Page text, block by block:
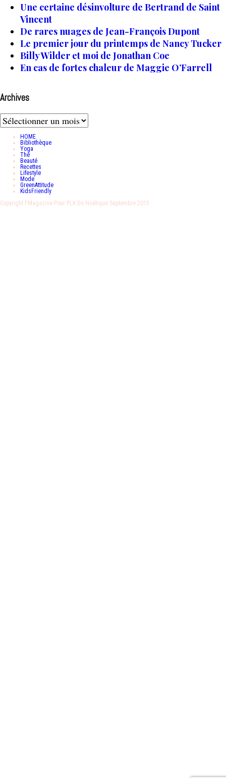
Une certaine désinvolture de Bertrand de Saint
Vincent
De rares nuages de Jean-François Dupont
Le premier jour du printemps de Nancy Tucker
Billy Wilder et moi de Jonathan Coe
En cas de fortes chaleur de Maggie O’Farrell
Archives
Archives
HOME
Bibliothèque
Yoga
Thé
Beauté
Recettes
Lifestyle
Mode
GreenAttitude
KidsFriendly
Copyright FMagazine Pour PLK De Noétique Septembre 2015